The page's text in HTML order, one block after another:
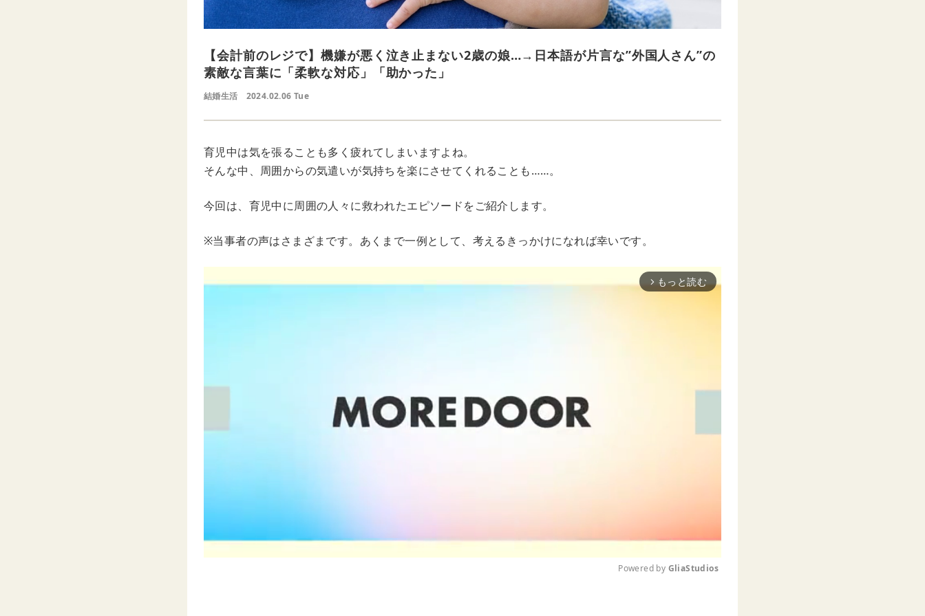
【会計前のレジで】機嫌が悪く泣き止まない2歳の娘…→日本語が片言な”外国人さん”の
素敵な言葉に「柔軟な対応」「助かった」
結婚生活 2024.02.06 Tue
育児中は気を張ることも多く疲れてしまいますよね。
そんな中、周囲からの気遣いが気持ちを楽にさせてくれることも……。
今回は、育児中に周囲の人々に救われたエピソードをご紹介します。
※当事者の声はさまざまです。あくまで一例として、考えるきっかけになれば幸いです。
arrow_forward_ios もっと読む
Powered by GliaStudios